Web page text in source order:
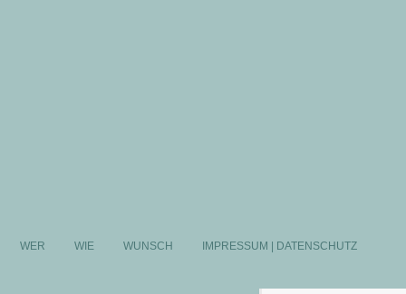
WER WIE WUNSCH IMPRESSUM | DATENSCHUTZ